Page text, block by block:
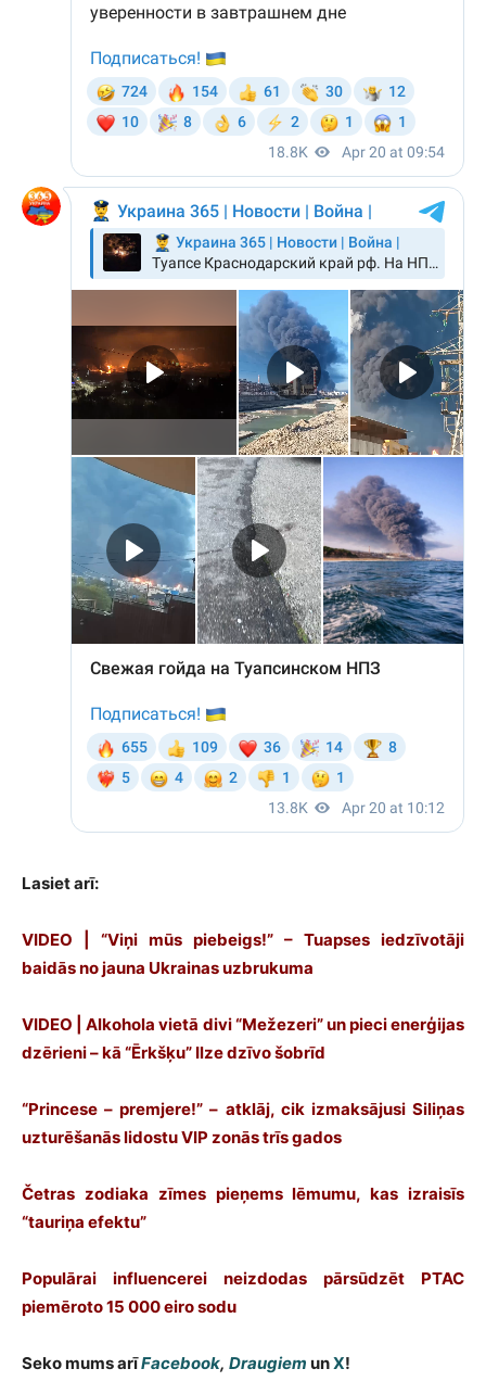
Lasiet arī:
VIDEO | “Viņi mūs piebeigs!” – Tuapses iedzīvotāji
baidās no jauna Ukrainas uzbrukuma
VIDEO | Alkohola vietā divi “Mežezeri” un pieci enerģijas
dzērieni – kā “Ērkšķu” Ilze dzīvo šobrīd
“Princese – premjere!” – atklāj, cik izmaksājusi Siliņas
uzturēšanās lidostu VIP zonās trīs gados
Četras zodiaka zīmes pieņems lēmumu, kas izraisīs
“tauriņa efektu”
Populārai influencerei neizdodas pārsūdzēt PTAC
piemēroto 15 000 eiro sodu
Seko mums arīFacebook, Draugiem unX!